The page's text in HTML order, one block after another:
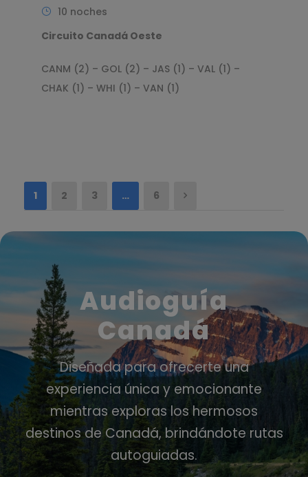
10 noches
Circuito Canadá Oeste
CANM (2) – GOL (2) – JAS (1) – VAL (1) –
CHAK (1) – WHI (1) – VAN (1)
1 2 3 … 6
Audioguía
Canadá
Diseñada para ofrecerte una
experiencia única y emocionante
mientras exploras los hermosos
destinos de Canadá, brindándote rutas
autoguiadas.